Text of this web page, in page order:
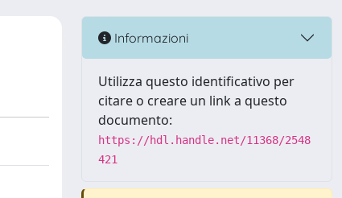
Informazioni
Utilizza questo identificativo per
citare o creare un link a questo
documento:
https://hdl.handle.net/11368/2548
421